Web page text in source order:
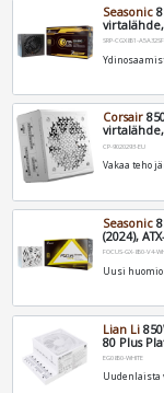
Seasonic
SRP-CGX851-A5A32SF
Corsair
CP-9020293-EU
Vakaa teho
Seasonic
(2024),
FOCUS-GX-850-V4-
Uusi
Lian Li
80 Plus
EG0850-WHITE
Uudenlaista